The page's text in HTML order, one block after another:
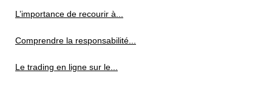
L’importance de recourir à...
Comprendre la responsabilité...
Le trading en ligne sur le...